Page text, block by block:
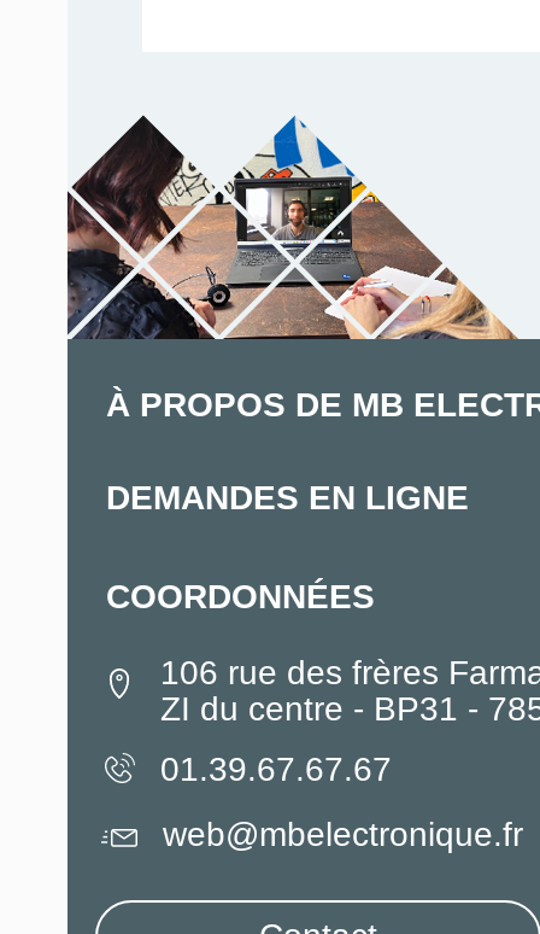
À PROPOS DE MB
DEMANDES EN LIGNE
COORDONNÉES
106 rue des frères
ZI du centre - BP31 -
01.39.67.67.67
web@mbelectronique.fr